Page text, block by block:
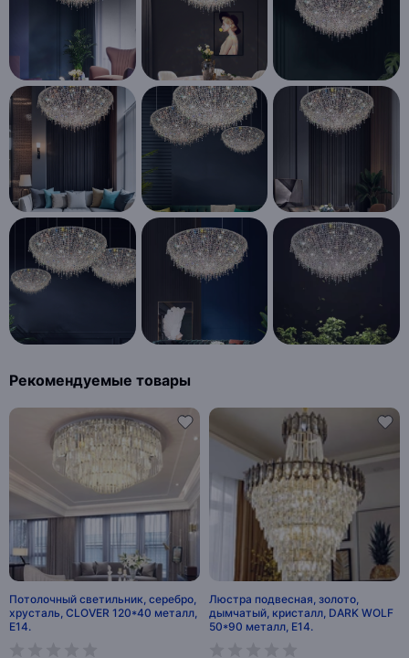
Рекомендуемые товары
Потолочный светильник, серебро,
хрусталь, CLOVER 120*40 металл,
Е14.
Люстра подвесная, золото,
дымчатый, кристалл, DARK WOLF
50*90 металл, E14.